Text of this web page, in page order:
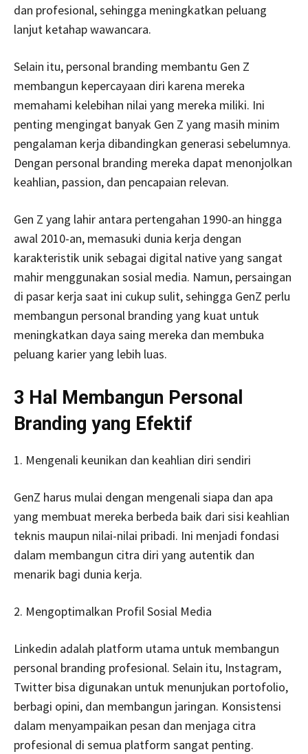
dan profesional, sehingga meningkatkan peluang
lanjut ketahap wawancara.
Selain itu, personal branding membantu Gen Z
membangun kepercayaan diri karena mereka
memahami kelebihan nilai yang mereka miliki. Ini
penting mengingat banyak Gen Z yang masih minim
pengalaman kerja dibandingkan generasi sebelumnya.
Dengan personal branding mereka dapat menonjolkan
keahlian, passion, dan pencapaian relevan.
Gen Z yang lahir antara pertengahan 1990-an hingga
awal 2010-an, memasuki dunia kerja dengan
karakteristik unik sebagai digital native yang sangat
mahir menggunakan sosial media. Namun, persaingan
di pasar kerja saat ini cukup sulit, sehingga GenZ perlu
membangun personal branding yang kuat untuk
meningkatkan daya saing mereka dan membuka
peluang karier yang lebih luas.
3 Hal Membangun Personal
Branding yang Efektif
1. Mengenali keunikan dan keahlian diri sendiri
GenZ harus mulai dengan mengenali siapa dan apa
yang membuat mereka berbeda baik dari sisi keahlian
teknis maupun nilai-nilai pribadi. Ini menjadi fondasi
dalam membangun citra diri yang autentik dan
menarik bagi dunia kerja.
2. Mengoptimalkan Profil Sosial Media
Linkedin adalah platform utama untuk membangun
personal branding profesional. Selain itu, Instagram,
Twitter bisa digunakan untuk menunjukan portofolio,
berbagi opini, dan membangun jaringan. Konsistensi
dalam menyampaikan pesan dan menjaga citra
profesional di semua platform sangat penting.